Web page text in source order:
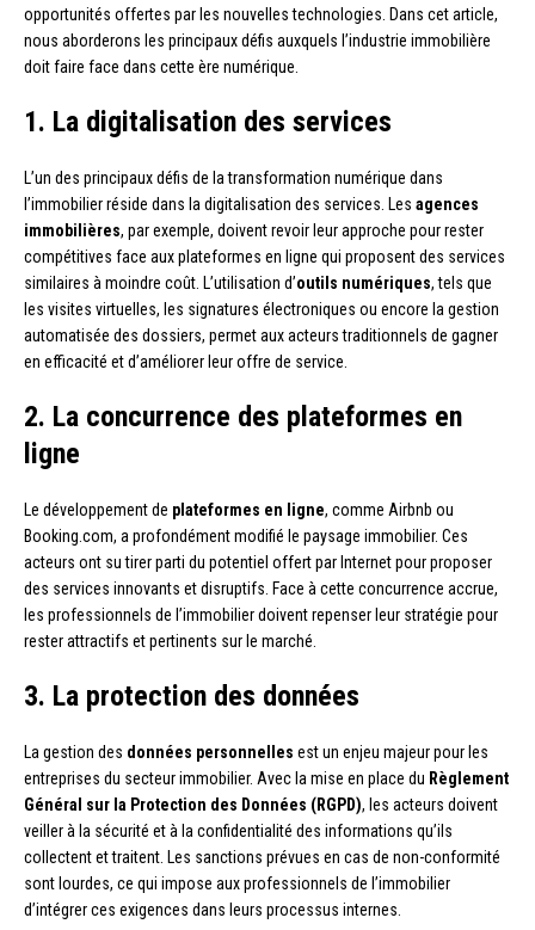
opportunités offertes par les nouvelles technologies. Dans cet article,
nous aborderons les principaux défis auxquels l’industrie immobilière
doit faire face dans cette ère numérique.
1. La digitalisation des services
L’un des principaux défis de la transformation numérique dans
l’immobilier réside dans la digitalisation des services. Les agences
immobilières, par exemple, doivent revoir leur approche pour rester
compétitives face aux plateformes en ligne qui proposent des services
similaires à moindre coût. L’utilisation d’outils numériques, tels que
les visites virtuelles, les signatures électroniques ou encore la gestion
automatisée des dossiers, permet aux acteurs traditionnels de gagner
en efficacité et d’améliorer leur offre de service.
2. La concurrence des plateformes en
ligne
Le développement de plateformes en ligne, comme Airbnb ou
Booking.com, a profondément modifié le paysage immobilier. Ces
acteurs ont su tirer parti du potentiel offert par Internet pour proposer
des services innovants et disruptifs. Face à cette concurrence accrue,
les professionnels de l’immobilier doivent repenser leur stratégie pour
rester attractifs et pertinents sur le marché.
3. La protection des données
La gestion des données personnelles est un enjeu majeur pour les
entreprises du secteur immobilier. Avec la mise en place du Règlement
Général sur la Protection des Données (RGPD), les acteurs doivent
veiller à la sécurité et à la confidentialité des informations qu’ils
collectent et traitent. Les sanctions prévues en cas de non-conformité
sont lourdes, ce qui impose aux professionnels de l’immobilier
d’intégrer ces exigences dans leurs processus internes.